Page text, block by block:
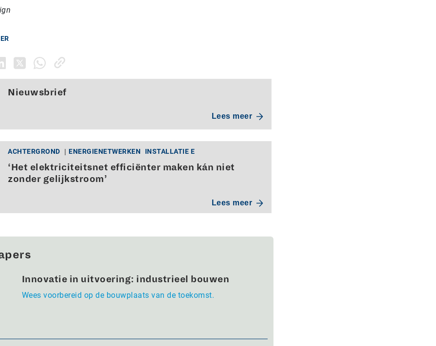
Nieuwsbrief
Lees meer
ACHTERGROND ENERGIENETWERKEN INSTALLATIE E
‘Het elektriciteitsnet efficiënter maken kán niet
zonder gelijkstroom’
Lees meer
Innovatie in uitvoering: industrieel bouwen
Wees voorbereid op de bouwplaats van de toekomst.